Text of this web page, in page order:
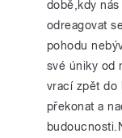
době,kdy
odreagovat
pohodu
své úniky od
vrací zpět do
překonat a